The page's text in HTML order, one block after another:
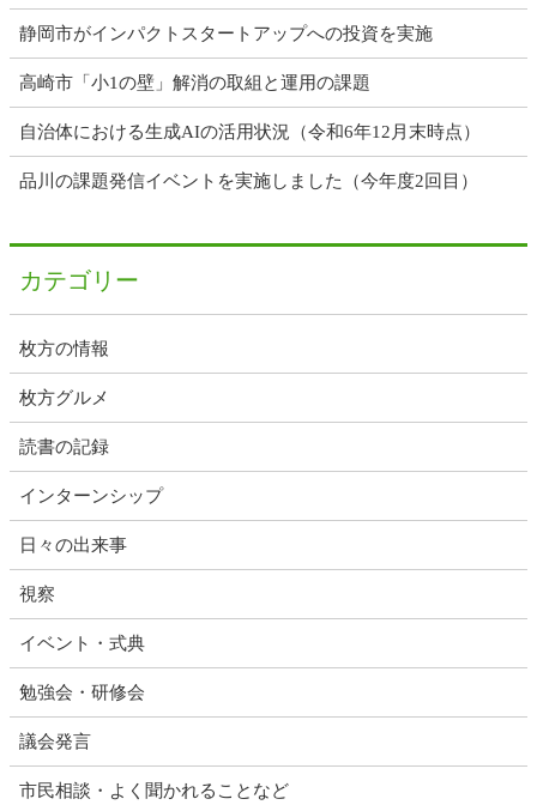
静岡市がインパクトスタートアップへの投資を実施
高崎市「小1の壁」解消の取組と運用の課題
自治体における生成AIの活用状況（令和6年12月末時点）
品川の課題発信イベントを実施しました（今年度2回目）
カテゴリー
枚方の情報
枚方グルメ
読書の記録
インターンシップ
日々の出来事
視察
イベント・式典
勉強会・研修会
議会発言
市民相談・よく聞かれることなど